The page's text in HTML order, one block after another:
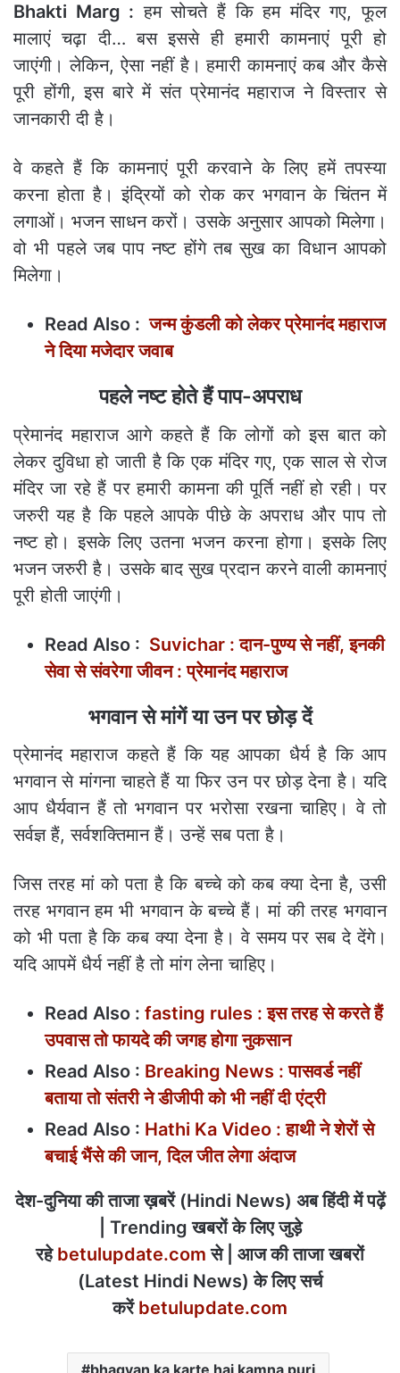
Bhakti Marg : हम सोचते हैं कि हम मंदिर गए, फूल
मालाएं चढ़ा दी… बस इससे ही हमारी कामनाएं पूरी हो
जाएंगी। लेकिन, ऐसा नहीं है। हमारी कामनाएं कब और कैसे
पूरी होंगी, इस बारे में संत प्रेमानंद महाराज ने विस्तार से
जानकारी दी है।
वे कहते हैं कि कामनाएं पूरी करवाने के लिए हमें तपस्या
करना होता है। इंद्रियों को रोक कर भगवान के चिंतन में
लगाओं। भजन साधन करों। उसके अनुसार आपको मिलेगा।
वो भी पहले जब पाप नष्ट होंगे तब सुख का विधान आपको
मिलेगा।
Read Also :जन्म कुंडली को लेकर प्रेमानंद महाराज
ने दिया मजेदार जवाब
पहले नष्ट होते हैं पाप-अपराध
प्रेमानंद महाराज आगे कहते हैं कि लोगों को इस बात को
लेकर दुविधा हो जाती है कि एक मंदिर गए, एक साल से रोज
मंदिर जा रहे हैं पर हमारी कामना की पूर्ति नहीं हो रही। पर
जरुरी यह है कि पहले आपके पीछे के अपराध और पाप तो
नष्ट हो। इसके लिए उतना भजन करना होगा। इसके लिए
भजन जरुरी है। उसके बाद सुख प्रदान करने वाली कामनाएं
पूरी होती जाएंगी।
Read Also : Suvichar : दान-पुण्य से नहीं, इनकी
सेवा से संवरेगा जीवन : प्रेमानंद महाराज
भगवान से मांगें या उन पर छोड़ दें
प्रेमानंद महाराज कहते हैं कि यह आपका धैर्य है कि आप
भगवान से मांगना चाहते हैं या फिर उन पर छोड़ देना है। यदि
आप धैर्यवान हैं तो भगवान पर भरोसा रखना चाहिए। वे तो
सर्वज्ञ हैं, सर्वशक्तिमान हैं। उन्हें सब पता है।
जिस तरह मां को पता है कि बच्चे को कब क्या देना है, उसी
तरह भगवान हम भी भगवान के बच्चे हैं। मां की तरह भगवान
को भी पता है कि कब क्या देना है। वे समय पर सब दे देंगे।
यदि आपमें धैर्य नहीं है तो मांग लेना चाहिए।
Read Also : fasting rules : इस तरह से करते हैं
उपवास तो फायदे की जगह होगा नुकसान
Read Also : Breaking News : पासवर्ड नहीं
बताया तो संतरी ने डीजीपी को भी नहीं दी एंट्री
Read Also : Hathi Ka Video : हाथी ने शेरों से
बचाई भैंसे की जान, दिल जीत लेगा अंदाज
देश-दुनिया की ताजा ख़बरें (Hindi News) अब हिंदी में पढ़ें
| Trending खबरों के लिए जुड़े
रहे betulupdate.com से | आज की ताजा खबरों
(Latest Hindi News) के लिए सर्च
करें betulupdate.com